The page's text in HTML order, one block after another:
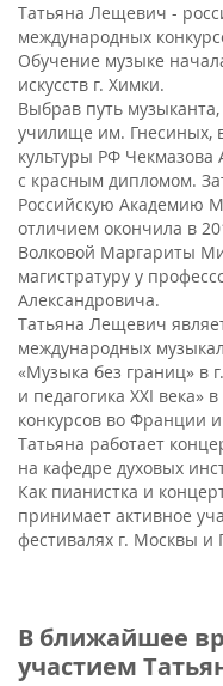
Татьяна Лещевич -
международных
Обучение музыке
искусств г. Химки.
Выбрав путь
училище им. Гнесиных,
культуры РФ
с красным дипломом.
Российскую Академию
отличием окончила в
Волковой Маргариты
магистратуру у
Александровича.
Татьяна Лещевич
международных
«Музыка без границ» в
и педагогика XXI века»
конкурсов во Франции
Татьяна работает
на кафедре духовых
Как пианистка и
принимает активное
фестивалях г. Москвы и
В ближайшее
участием